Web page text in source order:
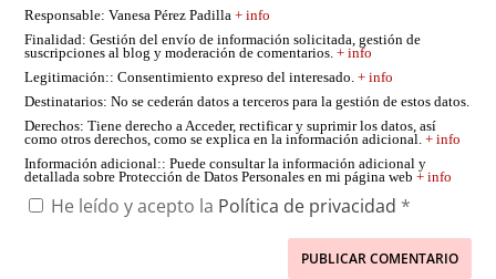
Responsable: Vanesa Pérez Padilla+ info
Finalidad: Gestión del envío de información solicitada, gestión de
suscripciones al blog y moderación de comentarios.+ info
Legitimación:: Consentimiento expreso del interesado.+ info
Destinatarios: No se cederán datos a terceros para la gestión de estos datos.
Derechos: Tiene derecho a Acceder, rectificar y suprimir los datos, así
como otros derechos, como se explica en la información adicional.+ info
Información adicional:: Puede consultar la información adicional y
detallada sobre Protección de Datos Personales en mi página web+ info
He leído y acepto la Política de privacidad *